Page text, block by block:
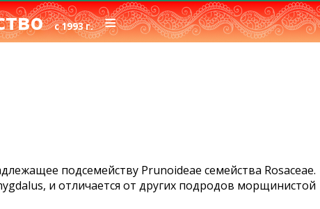
с 1993 г.≡
подсемейству Prunoideae семейства Rosaceae.
и отличается от других подродов морщинистой